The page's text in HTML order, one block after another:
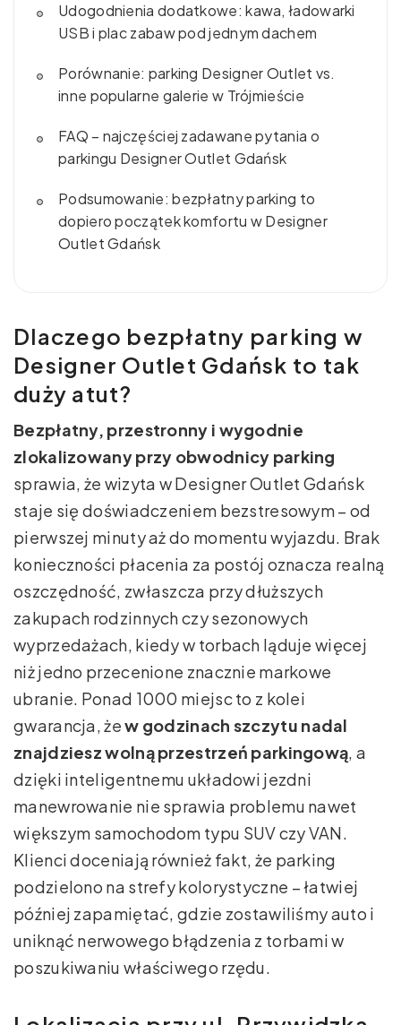
Udogodnienia dodatkowe: kawa, ładowarki
USB i plac zabaw pod jednym dachem
Porównanie: parking Designer Outlet vs.
inne popularne galerie w Trójmieście
FAQ – najczęściej zadawane pytania o
parkingu Designer Outlet Gdańsk
Podsumowanie: bezpłatny parking to
dopiero początek komfortu w Designer
Outlet Gdańsk
Dlaczego bezpłatny parking w
Designer Outlet Gdańsk to tak
duży atut?
Bezpłatny, przestronny i wygodnie
zlokalizowany przy obwodnicy parking
sprawia, że wizyta w Designer Outlet Gdańsk
staje się doświadczeniem bezstresowym – od
pierwszej minuty aż do momentu wyjazdu. Brak
konieczności płacenia za postój oznacza realną
oszczędność, zwłaszcza przy dłuższych
zakupach rodzinnych czy sezonowych
wyprzedażach, kiedy w torbach ląduje więcej
niż jedno przecenione znacznie markowe
ubranie. Ponad 1000 miejsc to z kolei
gwarancja, żew godzinach szczytu nadal
znajdziesz wolną przestrzeń parkingową, a
dzięki inteligentnemu układowi jezdni
manewrowanie nie sprawia problemu nawet
większym samochodom typu SUV czy VAN.
Klienci doceniają również fakt, że parking
podzielono na strefy kolorystyczne – łatwiej
później zapamiętać, gdzie zostawiliśmy auto i
uniknąć nerwowego błądzenia z torbami w
poszukiwaniu właściwego rzędu.